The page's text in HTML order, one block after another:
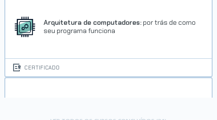
Arquitetura de computadores: por trás de como
seu programa funciona
CERTIFICADO